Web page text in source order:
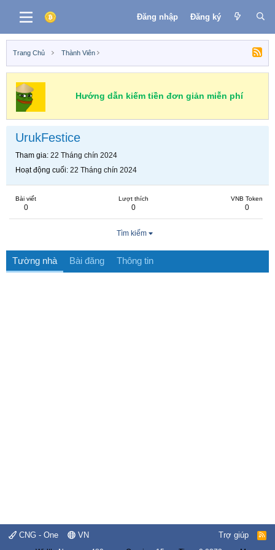
Đăng nhập Đăng ký
Trang Chủ Thành Viên
Hướng dẫn kiếm tiền đơn giản miễn phí
UrukFestice
Tham gia 22 Tháng chín 2024
Hoạt động cuối 22 Tháng chín 2024
Bài viết
0
Lượt thích
0
VNB Token
0
Tìm kiếm
Tường nhà Bài đăng Thông tin
CNG - One VN Trợ giúp
R